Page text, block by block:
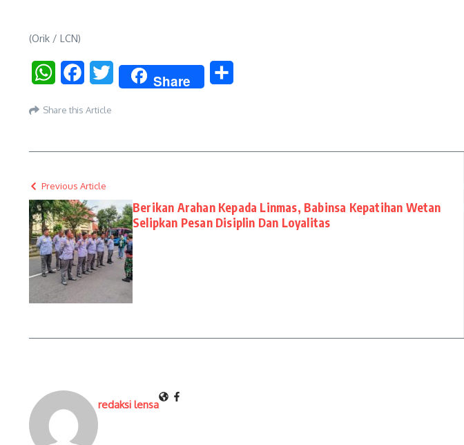
(Orik / LCN)
WhatsAppFacebookTwitter Share
Share this Article
Previous Article
Berikan Arahan Kepada Linmas, Babinsa Kepatihan Wetan
Selipkan Pesan Disiplin Dan Loyalitas
redaksi lensa